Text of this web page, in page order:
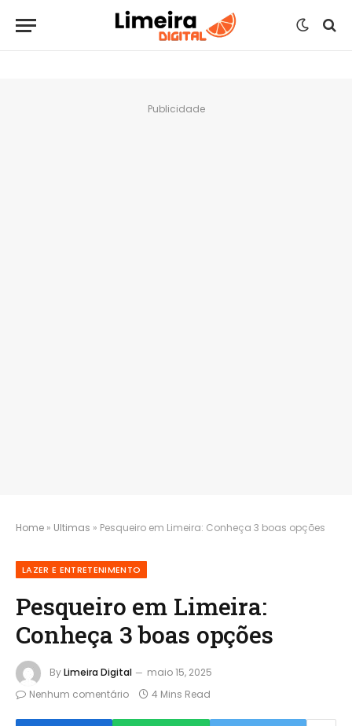
Publicidade
Home » Ultimas » Pesqueiro em Limeira: Conheça 3 boas opções
LAZER E ENTRETENIMENTO
Pesqueiro em Limeira:
Conheça 3 boas opções
ByLimeira Digital
maio 15, 2025
Nenhum comentário
4 Mins Read